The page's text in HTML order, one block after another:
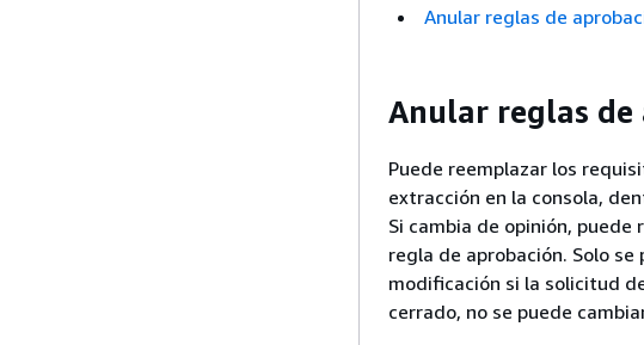
Anular reglas de
Anular reglas de
Puede reemplazar los
extracción en la consola,
Si cambia de opinión,
regla de aprobación. Solo
modificación si la solicitud
cerrado, no se puede